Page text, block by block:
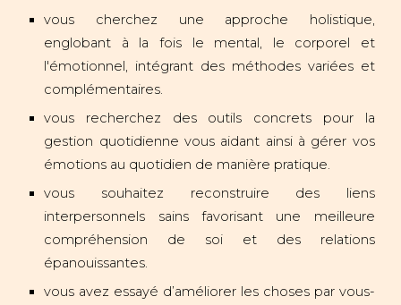
vous cherchez une approche holistique,
englobant à la fois le mental, le corporel et
l'émotionnel, intégrant des méthodes variées et
complémentaires.
vous recherchez des outils concrets pour la
gestion quotidienne vous aidant ainsi à gérer vos
émotions au quotidien de manière pratique.
vous souhaitez reconstruire des liens
interpersonnels sains favorisant une meilleure
compréhension de soi et des relations
épanouissantes.
vous avez essayé d’améliorer les choses par vous-